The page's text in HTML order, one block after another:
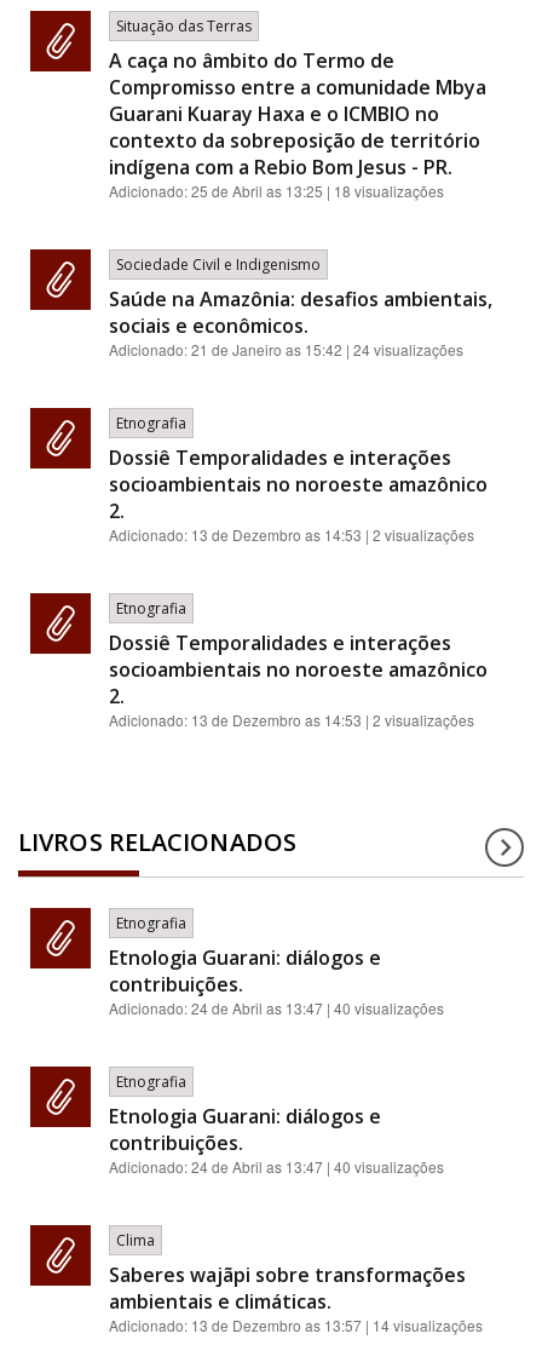
Situação das Terras
A caça no âmbito do Termo de
Compromisso entre a comunidade Mbya
Guarani Kuaray Haxa e o ICMBIO no
contexto da sobreposição de território
indígena com a Rebio Bom Jesus - PR.
Adicionado:25 de Abril as 13:25 | 18 visualizações
Sociedade Civil e Indigenismo
Saúde na Amazônia: desafios ambientais,
sociais e econômicos.
Adicionado:21 de Janeiro as 15:42 | 24 visualizações
Etnografia
Dossiê Temporalidades e interações
socioambientais no noroeste amazônico
2.
Adicionado: 13 de Dezembro as 14:53 | 2 visualizações
Etnografia
Dossiê Temporalidades e interações
socioambientais no noroeste amazônico
2.
Adicionado: 13 de Dezembro as 14:53 | 2 visualizações
LIVROS RELACIONADOS
Etnografia
Etnologia Guarani: diálogos e
contribuições.
Adicionado:24 de Abril as 13:47 | 40 visualizações
Etnografia
Etnologia Guarani: diálogos e
contribuições.
Adicionado:24 de Abril as 13:47 | 40 visualizações
Clima
Saberes wajãpi sobre transformações
ambientais e climáticas.
Adicionado: 13 de Dezembro as 13:57 | 14 visualizações